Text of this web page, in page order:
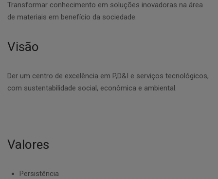
Transformar conhecimento em soluções inovadoras na área
de materiais em benefício da sociedade.
Visão
Der um centro de excelência em P,D&I e serviços tecnológicos,
com sustentabilidade social, econômica e ambiental.
Valores
Persistência